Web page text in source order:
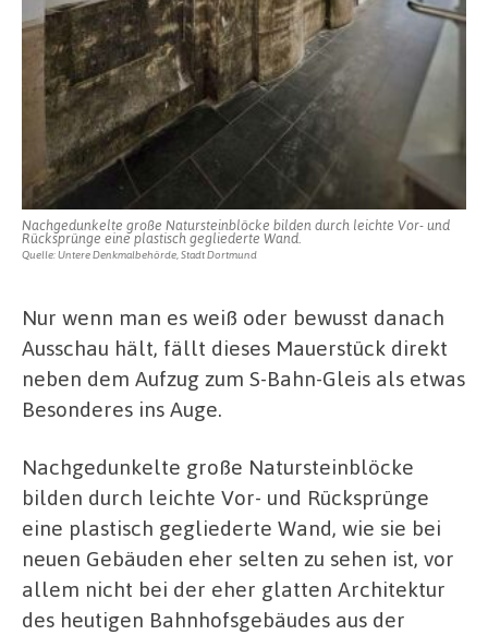
Nachgedunkelte große Natursteinblöcke bilden durch leichte Vor- und
Rücksprünge eine plastisch gegliederte Wand.
Quelle: Untere Denkmalbehörde, Stadt Dortmund
Nur wenn man es weiß oder bewusst danach
Ausschau hält, fällt dieses Mauerstück direkt
neben dem Aufzug zum S-Bahn-Gleis als etwas
Besonderes ins Auge.
Nachgedunkelte große Natursteinblöcke
bilden durch leichte Vor- und Rücksprünge
eine plastisch gegliederte Wand, wie sie bei
neuen Gebäuden eher selten zu sehen ist, vor
allem nicht bei der eher glatten Architektur
des heutigen Bahnhofsgebäudes aus der